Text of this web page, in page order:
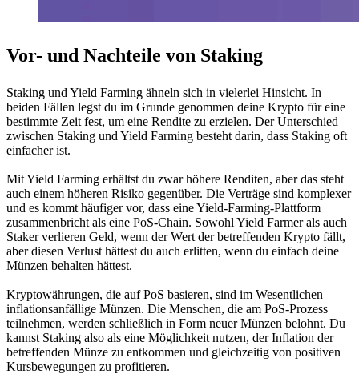
Vor- und Nachteile von Staking
Staking und Yield Farming ähneln sich in vielerlei Hinsicht. In
beiden Fällen legst du im Grunde genommen deine Krypto für eine
bestimmte Zeit fest, um eine Rendite zu erzielen. Der Unterschied
zwischen Staking und Yield Farming besteht darin, dass Staking oft
einfacher ist.
Mit Yield Farming erhältst du zwar höhere Renditen, aber das steht
auch einem höheren Risiko gegenüber. Die Verträge sind komplexer
und es kommt häufiger vor, dass eine Yield-Farming-Plattform
zusammenbricht als eine PoS-Chain. Sowohl Yield Farmer als auch
Staker verlieren Geld, wenn der Wert der betreffenden Krypto fällt,
aber diesen Verlust hättest du auch erlitten, wenn du einfach deine
Münzen behalten hättest.
Kryptowährungen, die auf PoS basieren, sind im Wesentlichen
inflationsanfällige Münzen. Die Menschen, die am PoS-Prozess
teilnehmen, werden schließlich in Form neuer Münzen belohnt. Du
kannst Staking also als eine Möglichkeit nutzen, der Inflation der
betreffenden Münze zu entkommen und gleichzeitig von positiven
Kursbewegungen zu profitieren.